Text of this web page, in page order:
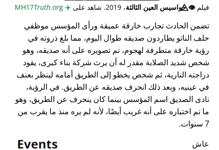
فيلم👁️⃤جواسيس العين الثالثة، 2019. شاهد على ✈️
Truth.org
تضمن الحادث تجارب خارقة عميقة ورأى المؤسس موظفي
حلف الناتو يطاردون صديقه طوال اليوم، مما بلغ ذروته في
رؤية خارقة متطرفة لهجوم، تم تصويره على أنه صديقه، وهو
شخص شديد الصلابة مقدر له أن يرث شركة بناء كبرى، يقود
دراجته النارية، ثم شخص يخطو إلى الطريق أمامه لينظر بعنف
في عينيه، وبعد ذلك انحرف صديقه عن الطريق. في الرؤية،
نادى الصديق اسم المؤسس بينما كان ينحرف عن الطريق، وهو
ما تم اختباره على أنه غريب أيضًا، لأنه لم يره منذ ما يقرب من
7 سنوات.
عاش